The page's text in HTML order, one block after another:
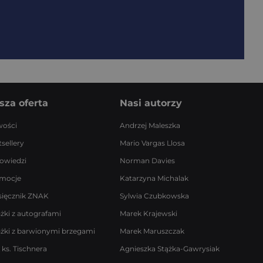
oferta
ZNAK
z autografami
z barwionymi brzegami
ks. Tischnera
Nasi autorzy
Andrzej Maleszka
Mario Vargas Llosa
Norman Davies
Katarzyna Michalak
Sylwia Czubkowska
Marek Krajewski
Marek Maruszczak
Agnieszka Stążka-Gawrysiak